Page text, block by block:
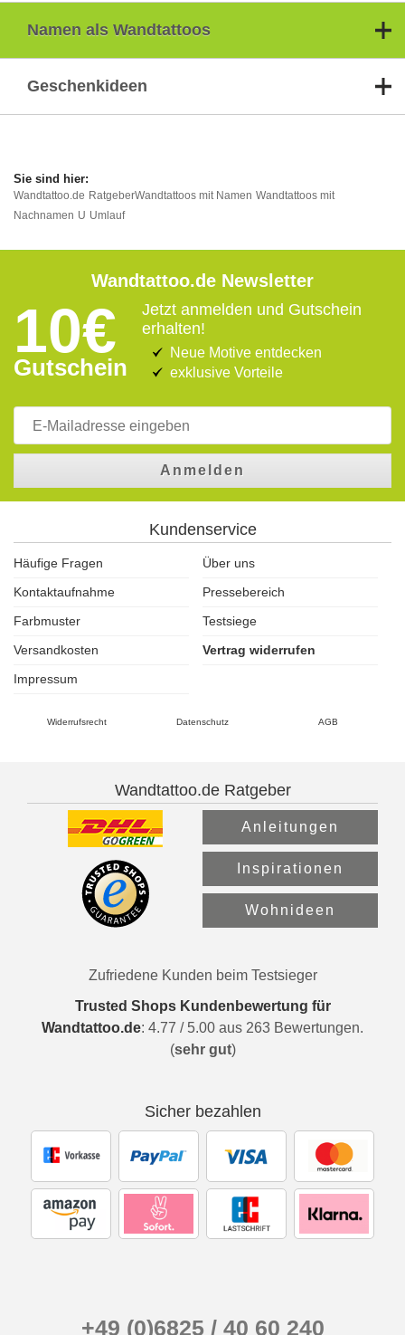
Namen als Wandtattoos
Geschenkideen
Wandtattoo.de RatgeberWandtattoos mit Namen Wandtattoos mit
Nachnamen U Umlauf
Wandtattoo.de Newsletter
10€
Gutschein
Jetzt anmelden und Gutschein
erhalten!
Neue Motive entdecken
exklusive Vorteile
Anmelden
Kundenservice
Häufige Fragen
Über uns
Kontaktaufnahme
Pressebereich
Farbmuster
Testsiege
Versandkosten
Vertrag widerrufen
Impressum
Widerrufsrecht Datenschutz AGB
Wandtattoo.de Ratgeber
Anleitungen
Inspirationen
Wohnideen
Zufriedene Kunden beim Testsieger
Trusted Shops Kundenbewertung für
Wandtattoo.de: 4.77 / 5.00 aus 263 Bewertungen.
(sehr gut)
Sicher bezahlen
+49 (0)6825 / 40 60 240